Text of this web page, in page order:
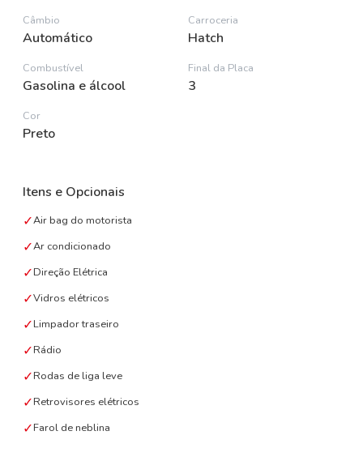
Câmbio
Automático
Carroceria
Hatch
Combustível
Gasolina e álcool
Final da Placa
3
Cor
Preto
Itens e Opcionais
✓Air bag do motorista
✓Ar condicionado
✓Direção Elétrica
✓Vidros elétricos
✓Limpador traseiro
✓Rádio
✓Rodas de liga leve
✓Retrovisores elétricos
✓Farol de neblina